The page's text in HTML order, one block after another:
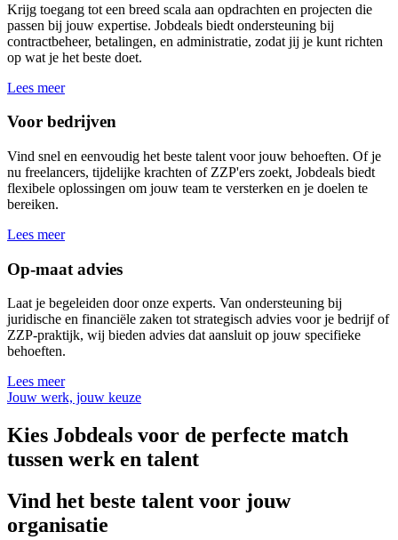
Krijg toegang tot een breed scala aan opdrachten en projecten die
passen bij jouw expertise. Jobdeals biedt ondersteuning bij
contractbeheer, betalingen, en administratie, zodat jij je kunt richten
op wat je het beste doet.
Lees meer
Voor bedrijven
Vind snel en eenvoudig het beste talent voor jouw behoeften. Of je
nu freelancers, tijdelijke krachten of ZZP'ers zoekt, Jobdeals biedt
flexibele oplossingen om jouw team te versterken en je doelen te
bereiken.
Lees meer
Op-maat advies
Laat je begeleiden door onze experts. Van ondersteuning bij
juridische en financiële zaken tot strategisch advies voor je bedrijf of
ZZP-praktijk, wij bieden advies dat aansluit op jouw specifieke
behoeften.
Lees meer
Jouw werk, jouw keuze
Kies Jobdeals voor de perfecte match
tussen werk en talent
Vind het beste talent voor jouw
organisatie